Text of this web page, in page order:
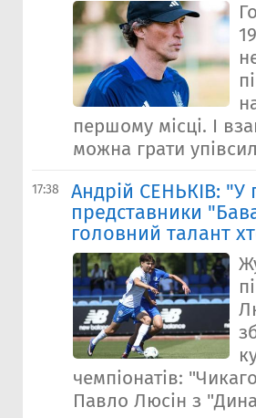
першому місці. І
можна грати
17:38
Андрій СЕНЬКІВ: "У
представники
головний талант
чемпіонатів:
Павло Люсін з